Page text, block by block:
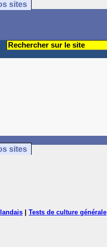
sites
sites
Tests de culture générale